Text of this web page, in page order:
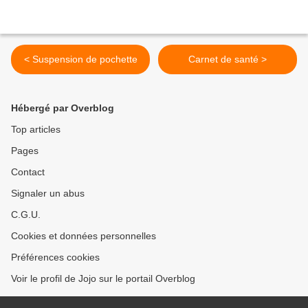
< Suspension de pochette Carnet de santé >
Hébergé par Overblog
Top articles
Pages
Contact
Signaler un abus
C.G.U.
Cookies et données personnelles
Préférences cookies
Voir le profil de Jojo sur le portail Overblog